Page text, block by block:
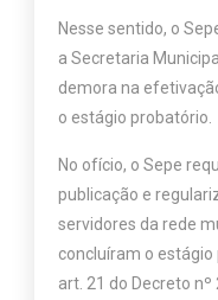
Nesse sentido, o
a Secretaria
demora na
o estágio probatório.
No ofício, o Sepe
publicação e
servidores da rede
concluíram o
art. 21 do Decreto